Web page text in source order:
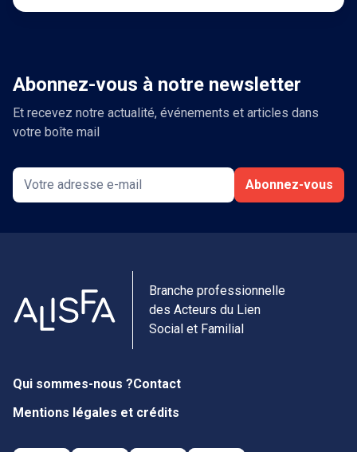
Abonnez-vous à notre newsletter
Et recevez notre actualité, événements et articles dans
votre boîte mail
Abonnez-vous
Branche professionnelle
des Acteurs du Lien
Social et Familial
Qui sommes-nous ?Contact
Mentions légales et crédits